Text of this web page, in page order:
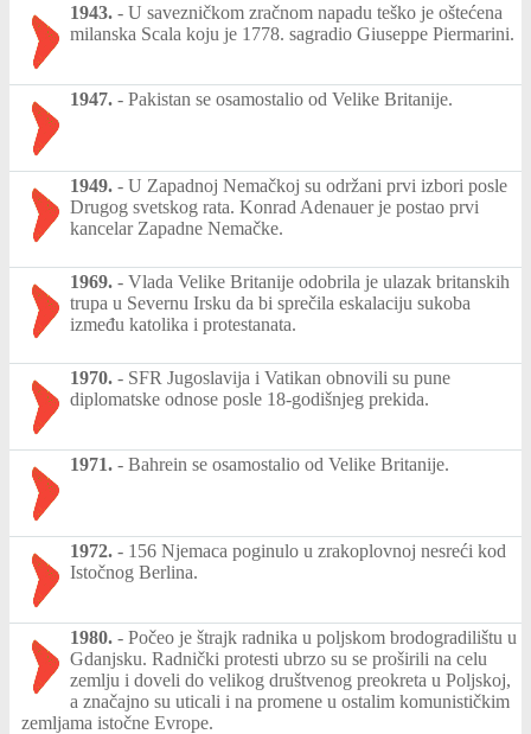
1943. - U savezničkom zračnom napadu teško je oštećena
milanska Scala koju je 1778. sagradio Giuseppe Piermarini.
1947. - Pakistan se osamostalio od Velike Britanije.
1949. - U Zapadnoj Nemačkoj su održani prvi izbori posle
Drugog svetskog rata. Konrad Adenauer je postao prvi
kancelar Zapadne Nemačke.
1969. - Vlada Velike Britanije odobrila je ulazak britanskih
trupa u Severnu Irsku da bi sprečila eskalaciju sukoba
između katolika i protestanata.
1970. - SFR Jugoslavija i Vatikan obnovili su pune
diplomatske odnose posle 18-godišnjeg prekida.
1971. - Bahrein se osamostalio od Velike Britanije.
1972. - 156 Njemaca poginulo u zrakoplovnoj nesreći kod
Istočnog Berlina.
1980. - Počeo je štrajk radnika u poljskom brodogradilištu u
Gdanjsku. Radnički protesti ubrzo su se proširili na celu
zemlju i doveli do velikog društvenog preokreta u Poljskoj,
a značajno su uticali i na promene u ostalim komunističkim
zemljama istočne Evrope.